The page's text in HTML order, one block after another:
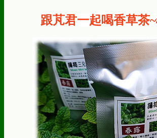
跟芃君一起喝香草茶~